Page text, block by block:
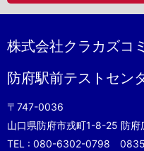
号：
株式会社クラカズコ
防府駅前テストセン
〒747-0036
山口県防府市戎町1-8-25 防府
TEL : 080-6302-0798